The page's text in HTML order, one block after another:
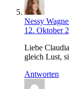
Nessy
12. Oktober
Liebe
gleich Lust,
Antworten